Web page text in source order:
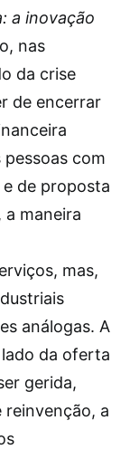
a inovação
nas
da crise
de encerrar
com
de proposta
maneira
mas,
análogas. A
da oferta
gerida,
reinvenção, a